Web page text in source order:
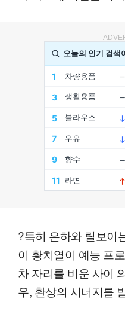
?특히 은하와 릴보이
이 황치열이 예능 프
차 자리를 비운 사이
우, 환상의 시너지를